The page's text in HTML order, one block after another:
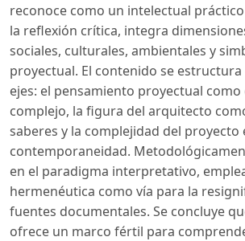
reconoce como un intelectual
la reflexión crítica, integra
sociales, culturales, ambientales y
proyectual. El contenido se
ejes: el pensamiento proyectual como
complejo, la figura del arquitecto
saberes y la complejidad del proyecto
contemporaneidad.
en el paradigma interpretativo,
hermenéutica como vía para la
fuentes documentales. Se concluye
ofrece un marco fértil para